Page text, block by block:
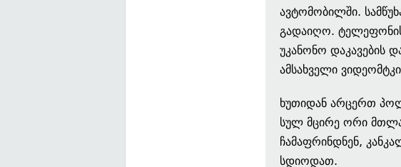
ავტომობილში.
გადაიღო.
უკანონო დაკავების
ამსახველი
ხუთიდან არცერთ
სულ მცირე ორი
ჩამაფრინდნენ,
სდიოდათ.